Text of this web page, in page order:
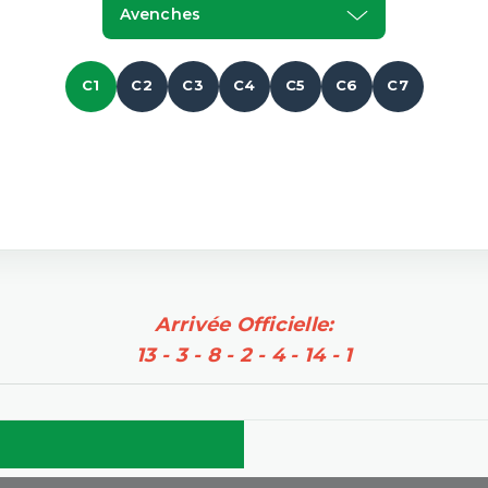
Avenches
C1 C2 C3 C4 C5 C6 C7
Arrivée Officielle:
13 - 3 - 8 - 2 - 4 - 14 - 1